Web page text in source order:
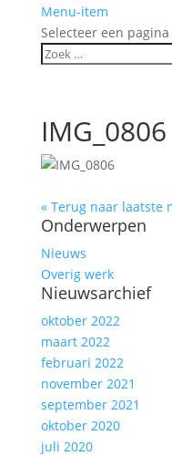
Menu-item
Selecteer een pagina
IMG_0806
« Terug naar laatste
Onderwerpen
Nieuws
Overig werk
Nieuwsarchief
oktober 2022
maart 2022
februari 2022
november 2021
september 2021
oktober 2020
juli 2020